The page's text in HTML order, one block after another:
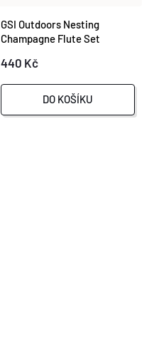
GSI Outdoors Nesting
Champagne Flute Set
440 Kč
DO KOŠÍKU